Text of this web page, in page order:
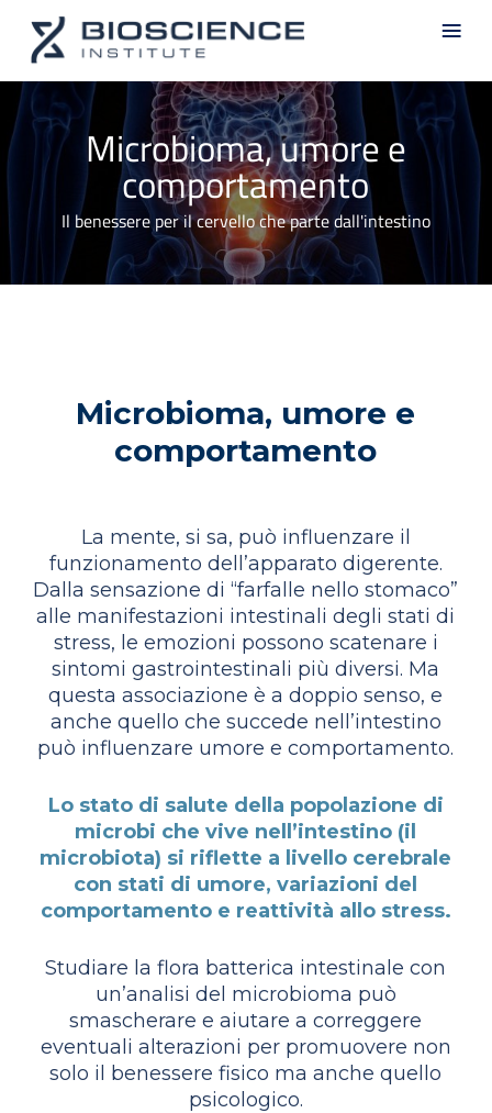
main
content
Microbioma, umore e
comportamento
Il benessere per il cervello che parte dall'intestino
Microbioma, umore e
comportamento
La mente, si sa, può influenzare il
funzionamento dell’apparato digerente.
Dalla sensazione di “farfalle nello stomaco”
alle manifestazioni intestinali degli stati di
stress, le emozioni possono scatenare i
sintomi gastrointestinali più diversi. Ma
questa associazione è a doppio senso, e
anche quello che succede nell’intestino
può influenzare umore e comportamento.
Lo stato di salute della popolazione di
microbi che vive nell’intestino (il
microbiota) si riflette a livello cerebrale
con stati di umore, variazioni del
comportamento e reattività allo stress.
Studiare la flora batterica intestinale con
un’analisi del microbioma può
smascherare e aiutare a correggere
eventuali alterazioni per promuovere non
solo il benessere fisico ma anche quello
psicologico.